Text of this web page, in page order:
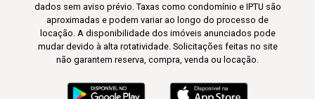
dados sem aviso prévio. Taxas como condomínio e IPTU são
aproximadas e podem variar ao longo do processo de
locação. A disponibilidade dos imóveis anunciados pode
mudar devido à alta rotatividade. Solicitações feitas no site
não garantem reserva, compra, venda ou locação.